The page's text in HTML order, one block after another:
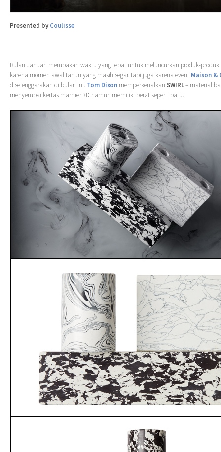
Presented by Coulisse
Bulan Januari merupakan waktu yang tepat untuk meluncurkan produk-produk
karena momen awal tahun yang masih segar, tapi juga karena event Maison &
diselenggarakan di bulan ini. Tom Dixon memperkenalkan SWIRL– material
menyerupai kertas marmer 3D namun memiliki berat seperti batu.